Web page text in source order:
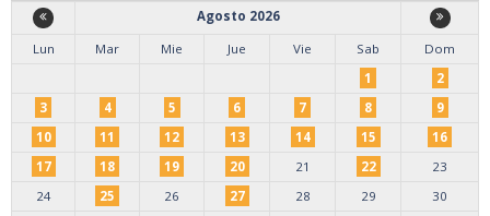
Agosto 2026
Lun
Mar Mie Jue Vie Sab
Dom
1
2
3
4 5 6 7 8
9
10
11 12 13 14 15
16
17
18 19 20 21 22
23
24
25 26 27 28 29
30